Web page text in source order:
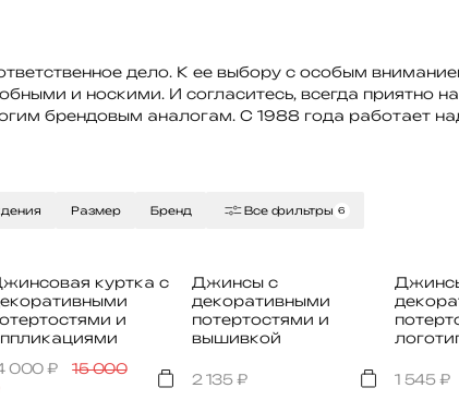
дело. К ее выбору с особым
и носкими. И согласитесь, всегда приятно
брендовым аналогам. C 1988 года работает
Размер Бренд Все фильтры 6
куртка с
и
000₽
15 000
Джинсы с
декоративными
потертостями и
вышивкой
2 135₽ 1 545₽